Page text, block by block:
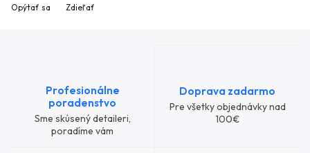
Opýtať sa Zdieľať
Profesionálne
poradenstvo
Sme skúsený detaileri,
poradíme vám
Doprava zadarmo
Pre všetky objednávky nad
100€